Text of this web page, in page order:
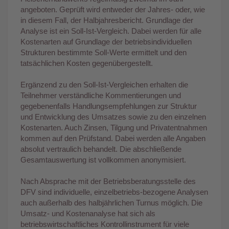
angeboten. Geprüft wird entweder der Jahres- oder, wie
in diesem Fall, der Halbjahresbericht. Grundlage der
Analyse ist ein Soll-Ist-Vergleich. Dabei werden für alle
Kostenarten auf Grundlage der betriebsindividuellen
Strukturen bestimmte Soll-Werte ermittelt und den
tatsächlichen Kosten gegenübergestellt.
Ergänzend zu den Soll-Ist-Vergleichen erhalten die
Teilnehmer verständliche Kommentierungen und
gegebenenfalls Handlungsempfehlungen zur Struktur
und Entwicklung des Umsatzes sowie zu den einzelnen
Kostenarten. Auch Zinsen, Tilgung und Privatentnahmen
kommen auf den Prüfstand. Dabei werden alle Angaben
absolut vertraulich behandelt. Die abschließende
Gesamtauswertung ist vollkommen anonymisiert.
Nach Absprache mit der Betriebsberatungsstelle des
DFV sind individuelle, einzelbetriebs-bezogene Analysen
auch außerhalb des halbjährlichen Turnus möglich. Die
Umsatz- und Kostenanalyse hat sich als
betriebswirtschaftliches Kontrollinstrument für viele